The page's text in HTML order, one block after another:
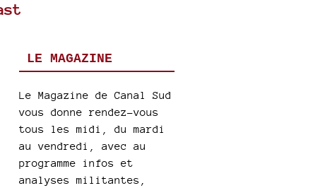
LE MAGAZINE
Le Magazine de Canal Sud
vous donne rendez-vous
tous les midi, du mardi
au vendredi, avec au
programme infos et
analyses militantes,